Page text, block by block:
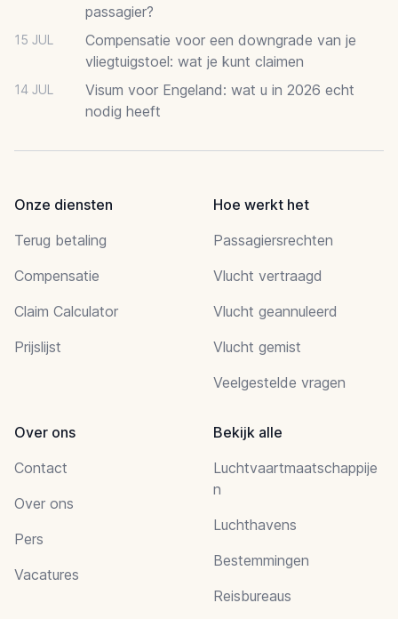
passagier?
15 JUL
Compensatie voor een downgrade van je
vliegtuigstoel: wat je kunt claimen
14 JUL
Visum voor Engeland: wat u in 2026 echt
nodig heeft
Onze diensten
Terug betaling
Compensatie
Claim Calculator
Prijslijst
Hoe werkt het
Passagiersrechten
Vlucht vertraagd
Vlucht geannuleerd
Vlucht gemist
Veelgestelde vragen
Over ons
Contact
Over ons
Pers
Vacatures
Bekijk alle
Luchtvaartmaatschappije
n
Luchthavens
Bestemmingen
Reisbureaus